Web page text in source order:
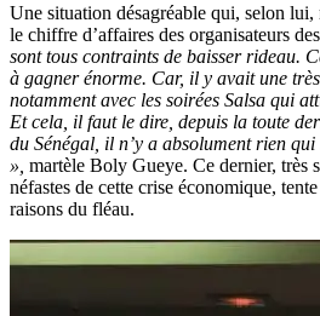
Une situation désagréable qui, selon lui,
le chiffre d’affaires des organisateurs
sont tous contraints de baisser rideau.
à gagner énorme. Car, il y avait une
notamment avec les soirées Salsa qui
Et cela, il faut le dire, depuis la toute
du Sénégal, il n’y a absolument rien
», martèle Boly Gueye. Ce dernier, très
néfastes de cette crise économique,
raisons du fléau.